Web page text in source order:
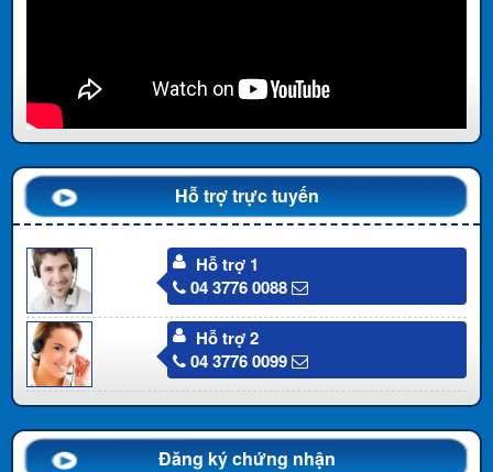
Hỗ trợ trực tuyến
Hỗ trợ 1
04 3776 0088
Hỗ trợ 2
04 3776 0099
Đăng ký chứng nhận